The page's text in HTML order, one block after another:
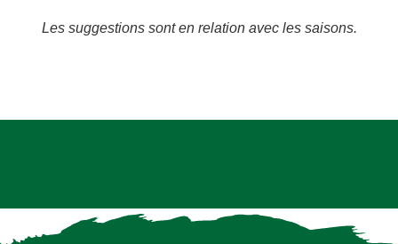
Les suggestions sont en relation avec les saisons.